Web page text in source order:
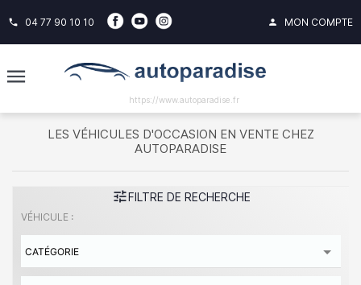
phone 04 77 90 10 10 person MON COMPTE
https://www.autoparadise.fr
LES VÉHICULES D'OCCASION EN VENTE CHEZ
AUTOPARADISE
tuneFILTRE DE RECHERCHE
VÉHICULE :